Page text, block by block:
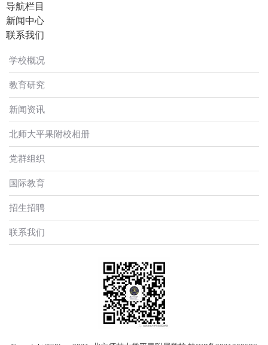
导航栏目
新闻中心
联系我们
学校概况
教育研究
新闻资讯
北师大平果附校相册
党群组织
国际教育
招生招聘
联系我们